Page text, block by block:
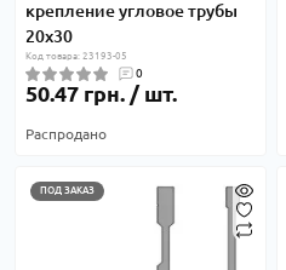
крепление угловое трубы
20х30
Код товара: 23193-05
0
50.47 грн. / шт.
Распродано
ПОД ЗАКАЗ